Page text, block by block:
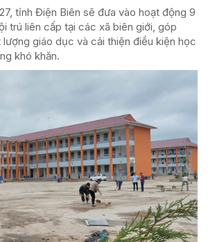
tỉnh Điện Biên sẽ đưa vào hoạt động 9
trú liên cấp tại các xã biên giới, góp
giáo dục và cải thiện điều kiện học
khó khăn.